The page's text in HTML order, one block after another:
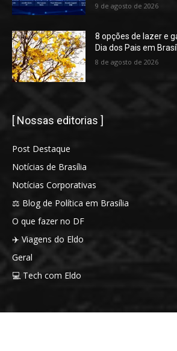
9 de agosto de 2026
8 opções de lazer e
Dia dos Pais em
8 de agosto de 2026
[ Nossas editorias ]
Post Destaque
Notícias de Brasília
Notícias Corporativas
⚖️ Blog de Política em Brasília
O que fazer no DF
✈️ Viagens do Eldo
Geral
💻 Tech com Eldo